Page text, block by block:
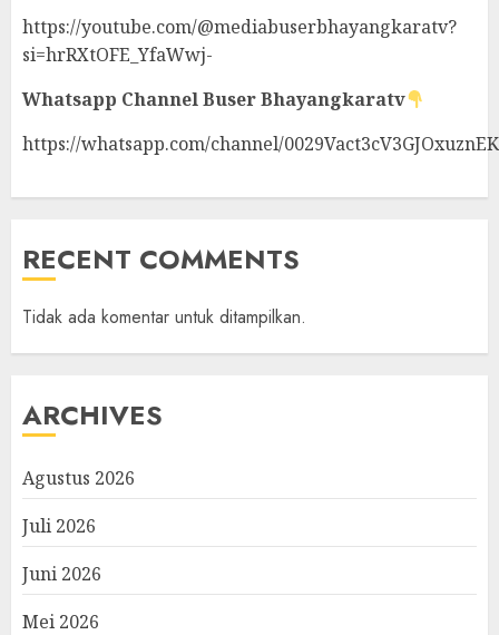
https://youtube.com/@mediabuserbhayangkaratv?
si=hrRXtOFE_YfaWwj-
Whatsapp ChannelBuser Bhayangkaratv
https://whatsapp.com/channel/
RECENT COMMENTS
Tidak ada komentar untuk ditampilkan.
ARCHIVES
Agustus 2026
Juli 2026
Juni 2026
Mei 2026